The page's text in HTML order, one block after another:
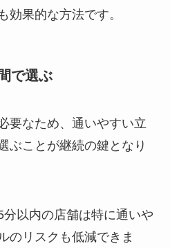
効果的な方法です。
で選ぶ
要なため、通いやすい立
ぶことが継続の鍵となり
以内の店舗は特に通いや
のリスクも低減できま